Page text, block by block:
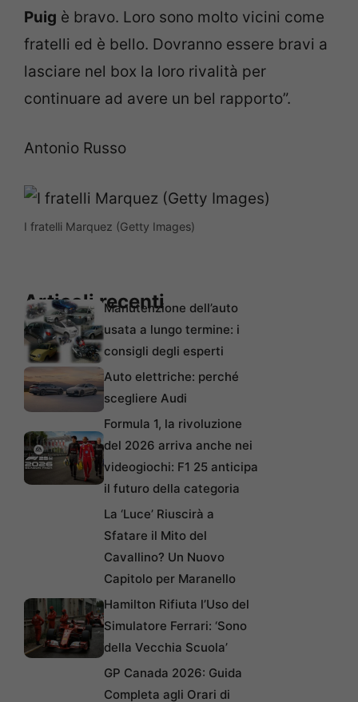
Puig è bravo. Loro sono molto vicini come
fratelli ed è bello. Dovranno essere bravi a
lasciare nel box la loro rivalità per
continuare ad avere un bel rapporto”.
Antonio Russo
I fratelli Marquez (Getty Images)
Articoli recentiManutenzione dell’auto
usata a lungo termine: i
consigli degli esperti
Auto elettriche: perché
scegliere Audi
Formula 1, la rivoluzione
del 2026 arriva anche nei
videogiochi: F1 25 anticipa
il futuro della categoria
La ‘Luce’ Riuscirà a
Sfatare il Mito del
Cavallino? Un Nuovo
Capitolo per Maranello
Hamilton Rifiuta l’Uso del
Simulatore Ferrari: ‘Sono
della Vecchia Scuola’
GP Canada 2026: Guida
Completa agli Orari di